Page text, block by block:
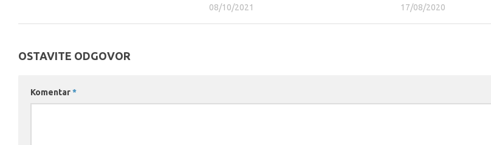
08/10/2021 17/08/2020
OSTAVITE ODGOVOR
Komentar*